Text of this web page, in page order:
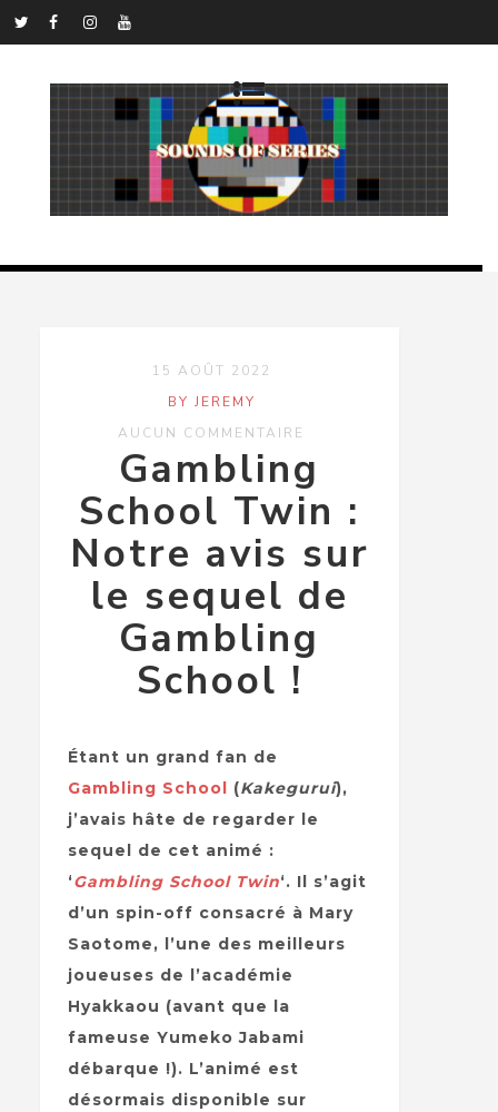
15 AOÛT 2022
BY JEREMY
AUCUN COMMENTAIRE
Gambling
School Twin :
Notre avis sur
le sequel de
Gambling
School !
Étant un grand fan de
Gambling School
(Kakegurui),
j’avais hâte de regarder le
sequel de cet animé :
‘Gambling School Twin‘. Il s’agit
d’un spin-off consacré à Mary
Saotome, l’une des meilleurs
joueuses de l’académie
Hyakkaou (avant que la
fameuse Yumeko Jabami
débarque !). L’animé est
désormais disponible sur